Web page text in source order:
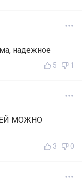
надежное
5 1
МОЖНО
3 0